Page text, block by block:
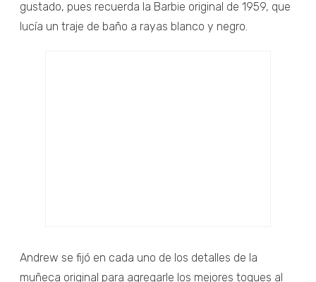
gustado, pues recuerda la Barbie original de 1959, que
lucía un traje de baño a rayas blanco y negro.
Andrew se fijó en cada uno de los detalles de la
muñeca original para agregarle los mejores toques al